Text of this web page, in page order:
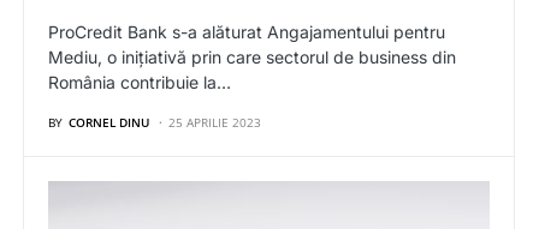
ProCredit Bank s-a alăturat Angajamentului pentru
Mediu, o inițiativă prin care sectorul de business din
România contribuie la…
BY CORNEL DINU 25 APRILIE 2023